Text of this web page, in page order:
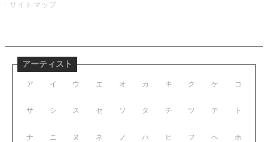
サイトマップ
アーティスト
ア イ ウ エ オ
サ シ ス セ ソ
ナ ニ ヌ ネ ノ
カ キ ク ケ コ
タ チ ツ テ ト
ハ ヒ フ ヘ ホ